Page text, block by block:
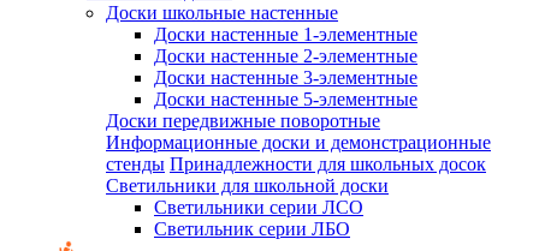
Доски школьные настенные
Доски настенные 1-элементные
Доски настенные 2-элементные
Доски настенные 3-элементные
Доски настенные 5-элементные
Доски передвижные поворотные
Информационные доски и демонстрационные
стенды Принадлежности для школьных досок
Светильники для школьной доски
Светильники серии ЛСО
Светильник серии ЛБО